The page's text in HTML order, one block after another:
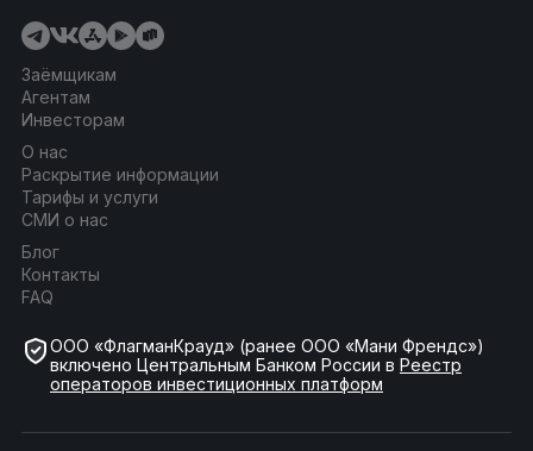
Заёмщикам
Агентам
Инвесторам
О нас
Раскрытие информации
Тарифы и услуги
СМИ о нас
Блог
Контакты
FAQ
ООО «ФлагманКрауд» (ранее ООО «Мани Френдс»)
включено Центральным Банком России в Реестр
операторов инвестиционных платформ